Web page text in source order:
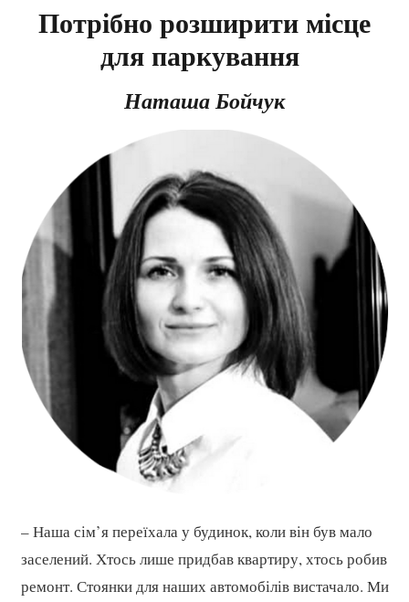
Потрібно розширити місце
для паркування
Наташа Бойчук
– Наша сім’я переїхала у будинок, коли він був мало
заселений. Хтось лише придбав квартиру, хтось робив
ремонт. Стоянки для наших автомобілів вистачало. Ми